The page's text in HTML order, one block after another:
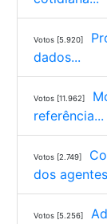
Votos [5.920]
dados...
Votos [11.962]
referência...
Votos [2.749]
dos
Votos [5.256]